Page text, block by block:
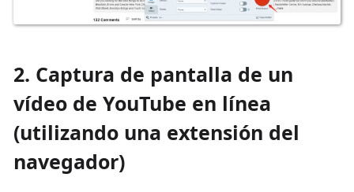
2. Captura de pantalla de un
vídeo de YouTube en línea
(utilizando una extensión del
navegador)